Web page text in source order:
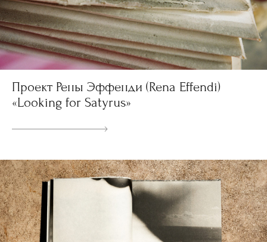
Проект Рены Эффенди (Rena Effendi)
«Looking for Satyrus»